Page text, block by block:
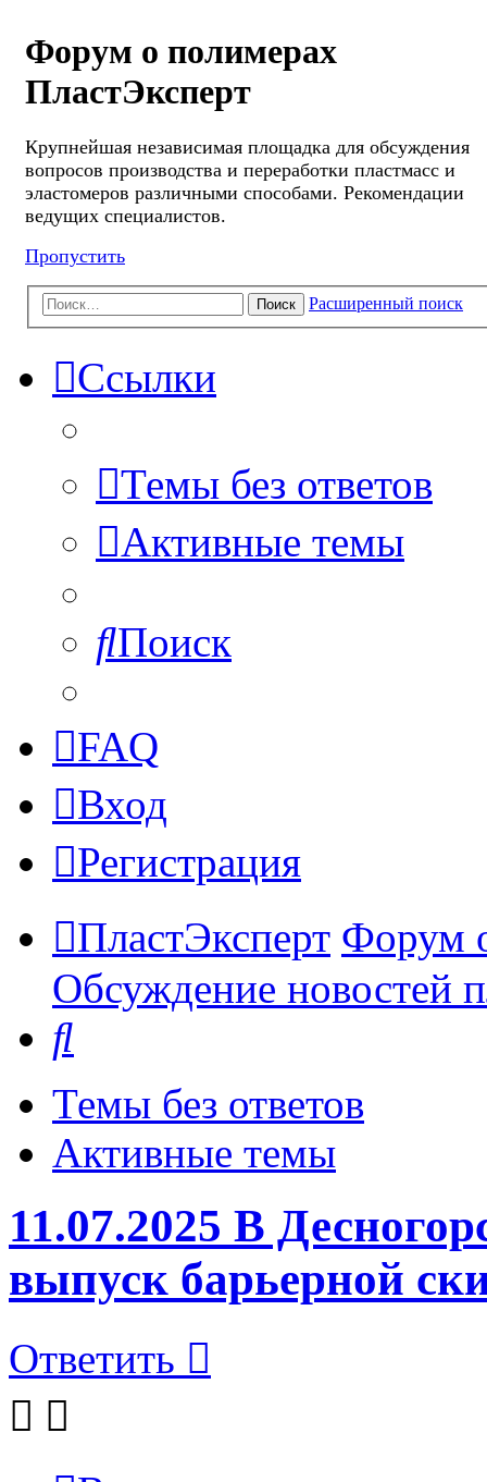
Форум о полимерах
ПластЭксперт
Крупнейшая независимая площадка для обсуждения
вопросов производства и переработки пластмасс и
эластомеров различными способами. Рекомендации
ведущих специалистов.
Пропустить
Поиск Расширенный поиск
Ссылки
Темы без ответов
Активные темы
Поиск
FAQ
Вход
Регистрация
ПластЭксперт Форум
Обсуждение новостей
Темы без ответов
Активные темы
11.07.2025 В
выпуск барьерной
Ответить